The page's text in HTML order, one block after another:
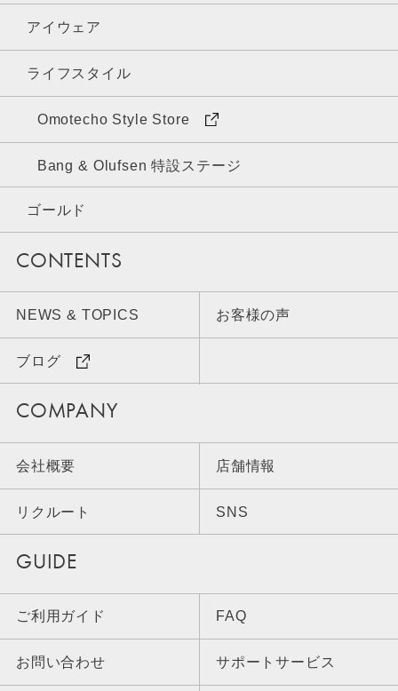
アイウェア
ライフスタイル
Omotecho Style Store
Bang & Olufsen 特設ステージ
ゴールド
CONTENTS
NEWS & TOPICS お客様の声
ブログ
COMPANY
会社概要 店舗情報
リクルート SNS
GUIDE
ご利用ガイド FAQ
お問い合わせ サポートサービス